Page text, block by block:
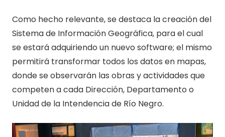
Como hecho relevante, se destaca la creación del
Sistema de Información Geográfica, para el cual
se estará adquiriendo un nuevo software; el mismo
permitirá transformar todos los datos en mapas,
donde se observarán las obras y actividades que
competen a cada Dirección, Departamento o
Unidad de la Intendencia de Río Negro.